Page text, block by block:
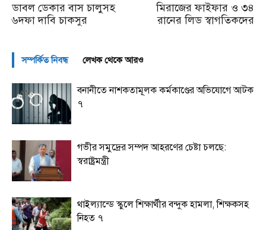
ডাবল ডেকার বাস চালুসহ
৬দফা দাবি চাকসুর
মিরাজের ফাইফার ও ৩৪
রানের লিড স্বাগতিকদের
সম্পর্কিত নিবন্ধ লেখক থেকে আরও
বনানীতে নাশকতামূলক কর্মকাণ্ডের অভিযোগে আটক
৭
গভীর সমুদ্রের সম্পদ আহরণের চেষ্টা চলছে:
স্বরাষ্ট্রমন্ত্রী
থাইল্যান্ডে স্কুলে শিক্ষার্থীর বন্দুক হামলা, শিক্ষকসহ
নিহত ৭